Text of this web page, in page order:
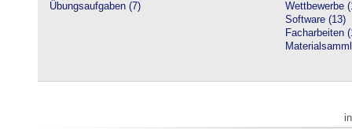
Übungsaufgaben (7)
Wettbewerbe
Software (13)
Facharbeiten